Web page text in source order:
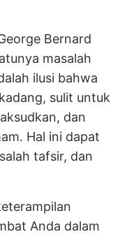
Bernard
masalah
ilusi bahwa
sulit untuk
dan
Hal ini dapat
tafsir, dan
Anda dalam